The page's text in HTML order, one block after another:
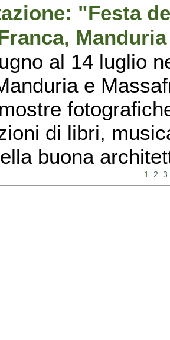
"Festa
al 14 luglio
e
di libri,
buona
1 2 3